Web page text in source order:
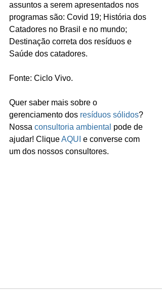
assuntos a serem apresentados nos
programas são: Covid 19; História dos
Catadores no Brasil e no mundo;
Destinação correta dos resíduos e
Saúde dos catadores.
Fonte: Ciclo Vivo.
Quer saber mais sobre o
gerenciamento dos resíduos sólidos?
Nossa consultoria ambiental pode de
ajudar! Clique AQUI e converse com
um dos nossos consultores.